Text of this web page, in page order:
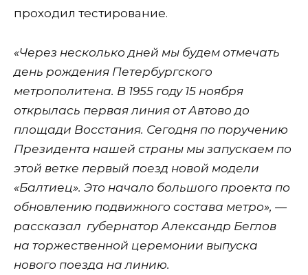
проходил тестирование.
«Через несколько дней мы будем отмечать
день рождения Петербургского
метрополитена. В 1955 году 15 ноября
открылась первая линия от Автово до
площади Восстания. Сегодня по поручению
Президента нашей страны мы запускаем по
этой ветке первый поезд новой модели
«Балтиец». Это начало большого проекта по
обновлению подвижного состава метро», —
рассказал губернатор Александр Беглов
на торжественной церемонии выпуска
нового поезда на линию.